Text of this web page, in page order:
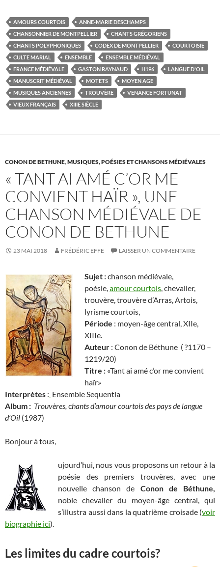
AMOURS COURTOIS
ANNE-MARIE DESCHAMPS
CHANSONNIER DE MONTPELLIER
CHANTS GRÉGORIENS
CHANTS POLYPHONIQUES
CODEX DE MONTPELLIER
COURTOISIE
CULTE MARIAL
ENSEMBLE
ENSEMBLE MÉDIÉVAL
FRANCE MÉDIÉVALE
GASTON RAYNAUD H196
LANGUE D'OIL
MANUSCRIT MÉDIÉVAL
MOTETS
MOYEN AGE
MUSIQUES ANCIENNES
TROUVÈRE
VENANCE FORTUNAT
VIEUX FRANÇAIS
XIIIE SIÈCLE
CONON DE BETHUNE,MUSIQUES, POÉSIES ET CHANSONS MÉDIÉVALES
« TANT AI AMÉ C’OR ME
CONVIENT HAÏR », UNE
CHANSON MÉDIÉVALE DE
CONON DE BETHUNE
23 MAI 2018 FRÉDÉRIC EFFE LAISSER UN COMMENTAIRE
Sujet :chanson médiévale,
poésie, amour courtois , chevalier,
trouvère, trouvère d’Arras, Artois,
lyrisme courtois,
Période : moyen-âge central, XIIe,
XIIIe.
Auteur : Conon de Béthune ( ?1170 –
1219/20)
Titre : «Tant ai amé c’or me convient
haïr»
Interprètes : Ensemble Sequentia
Album : Trouvères, chants d’amour courtois des pays de langue
d’Oil (1987)
Bonjour à tous,
ujourd’hui, nous vous proposons un retour à la
poésie des premiers trouvères, avec une
nouvelle chanson de Conon de Béthune,
noble chevalier du moyen-âge central, qui
s’illustra aussi dans la quatrième croisade (voir
biographie ici).
Les limites du cadre courtois?